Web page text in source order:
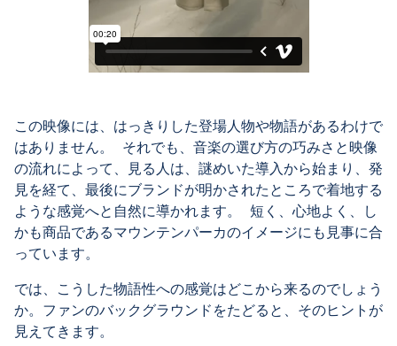
この映像には、はっきりした登場人物や物語があるわけで
はありません。 それでも、音楽の選び方の巧みさと映像
の流れによって、見る人は、謎めいた導入から始まり、発
見を経て、最後にブランドが明かされたところで着地する
ような感覚へと自然に導かれます。 短く、心地よく、し
かも商品であるマウンテンパーカのイメージにも見事に合
っています。
では、こうした物語性への感覚はどこから来るのでしょう
か。ファンのバックグラウンドをたどると、そのヒントが
見えてきます。